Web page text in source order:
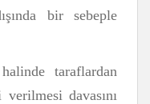
bir sebeple
taraflardan
davasını